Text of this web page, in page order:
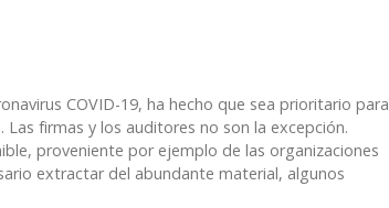
COVID-19, ha hecho que sea prioritario para
firmas y los auditores no son la excepción.
proveniente por ejemplo de las organizaciones
extractar del abundante material, algunos